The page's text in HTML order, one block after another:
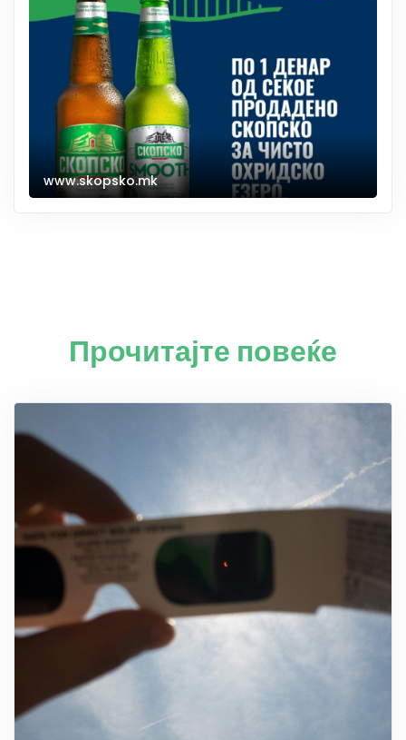
www.skopsko.mk
Прочитајте повеќе